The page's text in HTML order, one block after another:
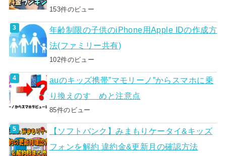
153件のビュー
年齢制限の子供のiPhone用Apple IDの作成方
法(ファミリー共有)
102件のビュー
auのキッズ携帯”マモリーノ”からスマホに乗
り換えのすゝめと注意点
85件のビュー
【ソフトバンク】みまもりケータイ&キッズ
フォンを解約 違約金&更新月の確認方法